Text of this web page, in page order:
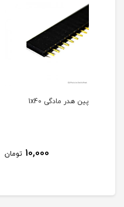
پین هدر مادگی 1x40
10,000 تومان